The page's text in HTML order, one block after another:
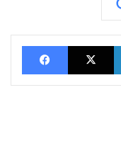
FacebookX